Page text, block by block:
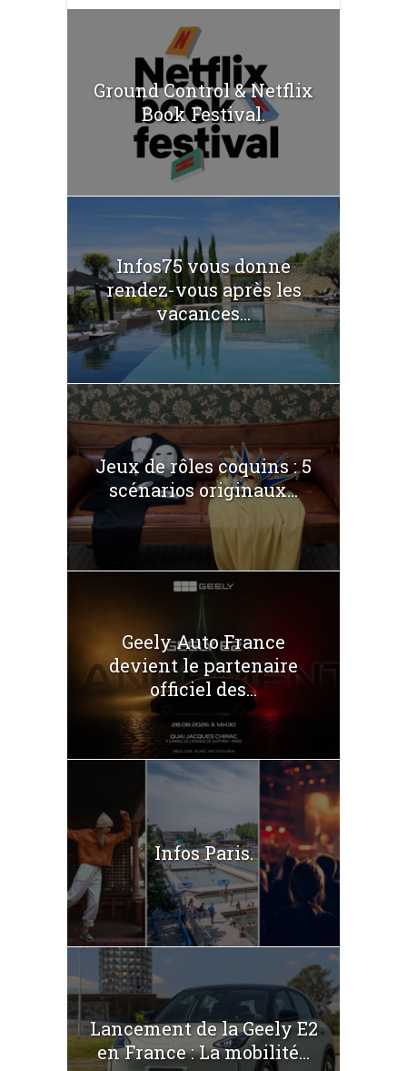
Ground Control & Netflix
Book Festival.
Infos75 vous donne
rendez-vous après les
vacances...
Jeux de rôles coquins : 5
scénarios originaux...
Geely Auto France
devient le partenaire
officiel des...
Infos Paris.
Lancement de la Geely E2
en France : La mobilité...